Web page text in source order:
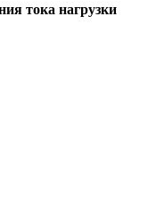
тока нагрузки